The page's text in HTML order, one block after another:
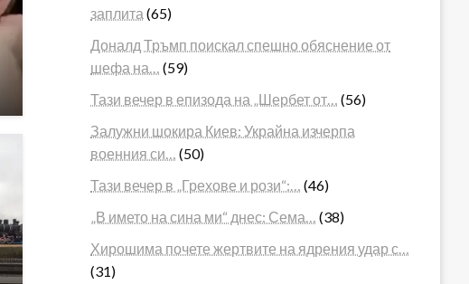
заплита (65)
Доналд Тръмп поискал спешно обяснение от
шефа на…
(59)
Тази вечер в епизода на „Шербет от…
(56)
Залужни шокира Киев: Украйна изчерпа
военния си…
(50)
Тази вечер в „Грехове и рози“:…
(46)
„В името на сина ми“ днес: Сема…
(38)
Хирошима почете жертвите на ядрения удар с…
(31)